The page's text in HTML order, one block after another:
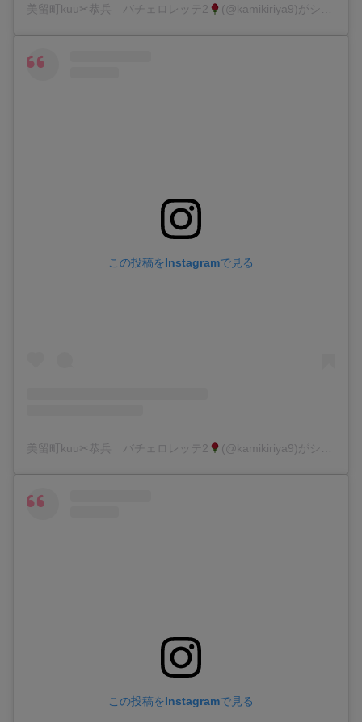
美留町kuu✂︎恭兵 バチェロレッテ2 (@kamikiriya9)がシェアした投稿
この投稿をInstagramで見る
美留町kuu✂︎恭兵 バチェロレッテ2 (@kamikiriya9)がシェアした投稿
この投稿をInstagramで見る